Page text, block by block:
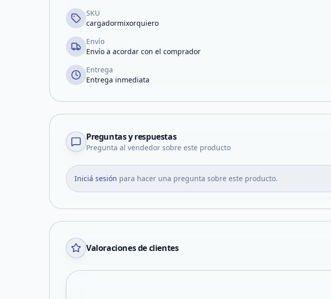
SKU
cargadormixorquiero
Envío
Envío a acordar con el comprador
Entrega
Entrega inmediata
Preguntas y respuestas
Pregunta al vendedor sobre este producto
Iniciá sesión para hacer una pregunta sobre este producto.
Valoraciones de clientes